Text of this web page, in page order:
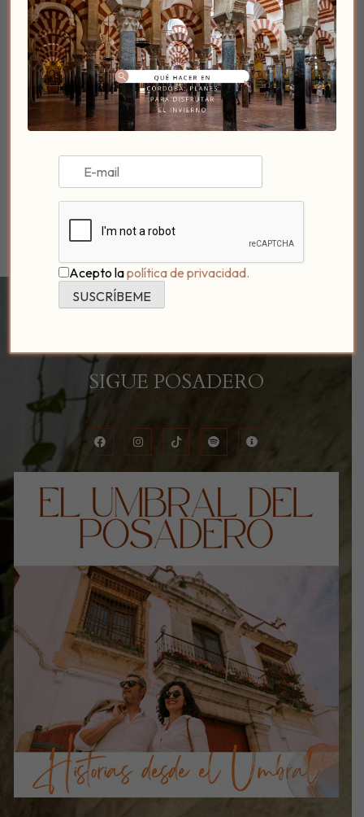
Ofertas y Promociones
VER EVENTOS
SIGUE POSADERO
Acepto lapolítica de privacidad.